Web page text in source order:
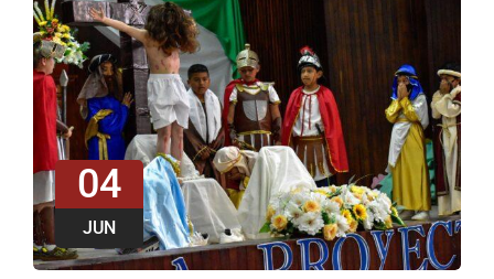
04
JUN